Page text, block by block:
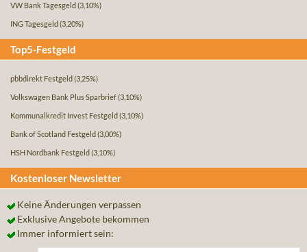
VW Bank Tagesgeld (3,10%)
ING Tagesgeld (3,20%)
Top5-Festgeld
pbbdirekt Festgeld (3,25%)
Volkswagen Bank Plus Sparbrief(3,10%)
Kommunalkredit Invest Festgeld (3,10%)
Bank of Scotland Festgeld (3,00%)
HSH Nordbank Festgeld (3,10%)
Kostenloser Newsletter
Keine Änderungen verpassen
Exklusive Angebote bekommen
Immer informiert sein: